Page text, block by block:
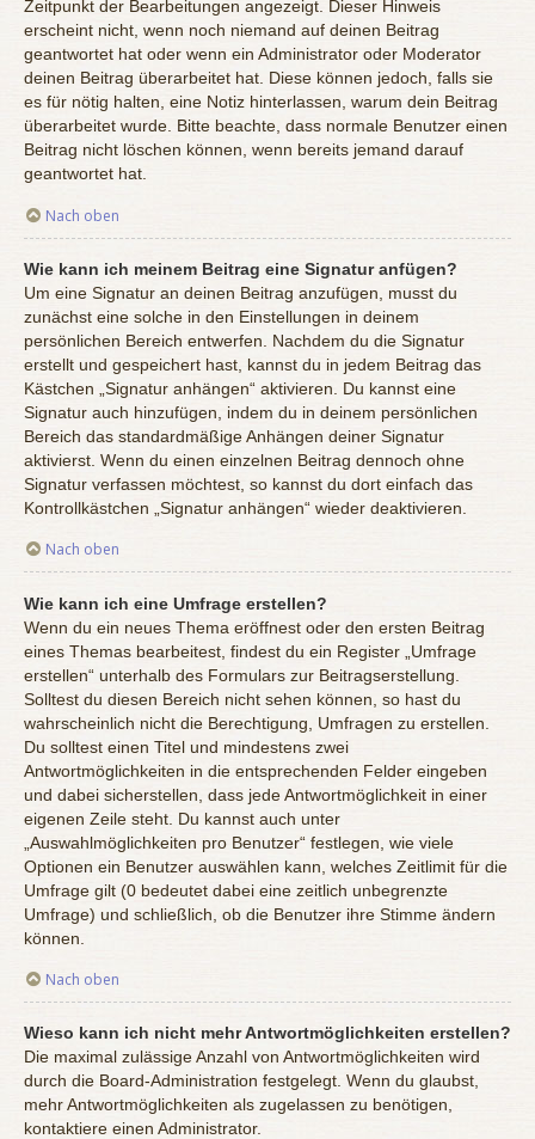
Zeitpunkt der Bearbeitungen angezeigt. Dieser Hinweis
erscheint nicht, wenn noch niemand auf deinen Beitrag
geantwortet hat oder wenn ein Administrator oder Moderator
deinen Beitrag überarbeitet hat. Diese können jedoch, falls sie
es für nötig halten, eine Notiz hinterlassen, warum dein Beitrag
überarbeitet wurde. Bitte beachte, dass normale Benutzer einen
Beitrag nicht löschen können, wenn bereits jemand darauf
geantwortet hat.
Nach oben
Wie kann ich meinem Beitrag eine Signatur anfügen?
Um eine Signatur an deinen Beitrag anzufügen, musst du
zunächst eine solche in den Einstellungen in deinem
persönlichen Bereich entwerfen. Nachdem du die Signatur
erstellt und gespeichert hast, kannst du in jedem Beitrag das
Kästchen „Signatur anhängen“ aktivieren. Du kannst eine
Signatur auch hinzufügen, indem du in deinem persönlichen
Bereich das standardmäßige Anhängen deiner Signatur
aktivierst. Wenn du einen einzelnen Beitrag dennoch ohne
Signatur verfassen möchtest, so kannst du dort einfach das
Kontrollkästchen „Signatur anhängen“ wieder deaktivieren.
Nach oben
Wie kann ich eine Umfrage erstellen?
Wenn du ein neues Thema eröffnest oder den ersten Beitrag
eines Themas bearbeitest, findest du ein Register „Umfrage
erstellen“ unterhalb des Formulars zur Beitragserstellung.
Solltest du diesen Bereich nicht sehen können, so hast du
wahrscheinlich nicht die Berechtigung, Umfragen zu erstellen.
Du solltest einen Titel und mindestens zwei
Antwortmöglichkeiten in die entsprechenden Felder eingeben
und dabei sicherstellen, dass jede Antwortmöglichkeit in einer
eigenen Zeile steht. Du kannst auch unter
„Auswahlmöglichkeiten pro Benutzer“ festlegen, wie viele
Optionen ein Benutzer auswählen kann, welches Zeitlimit für die
Umfrage gilt (0 bedeutet dabei eine zeitlich unbegrenzte
Umfrage) und schließlich, ob die Benutzer ihre Stimme ändern
können.
Nach oben
Wieso kann ich nicht mehr Antwortmöglichkeiten erstellen?
Die maximal zulässige Anzahl von Antwortmöglichkeiten wird
durch die Board-Administration festgelegt. Wenn du glaubst,
mehr Antwortmöglichkeiten als zugelassen zu benötigen,
kontaktiere einen Administrator.